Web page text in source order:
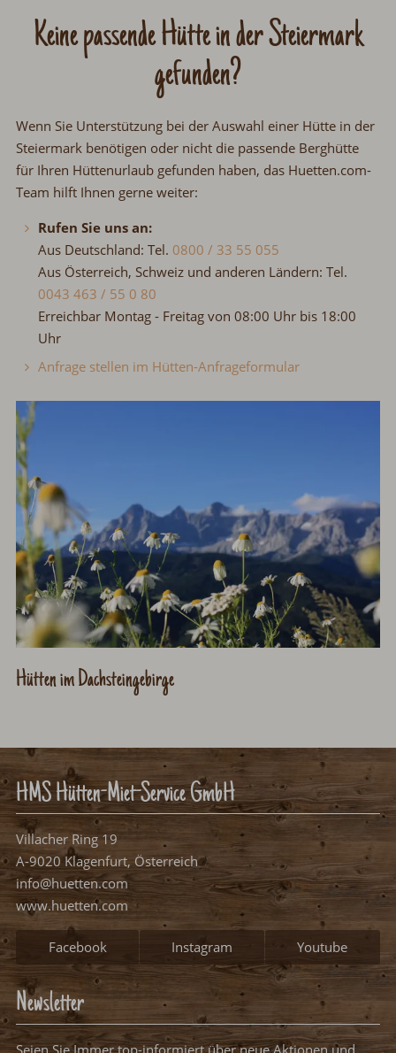
Keine passende Hütte in der Steiermark
gefunden?
Wenn Sie Unterstützung bei der Auswahl einer Hütte in der
Steiermark benötigen oder nicht die passende Berghütte
für Ihren Hüttenurlaub gefunden haben, das Huetten.com-
Team hilft Ihnen gerne weiter:
Rufen Sie uns an:
Aus Deutschland: Tel. 0800 / 33 55 055
Aus Österreich, Schweiz und anderen Ländern: Tel.
0043 463 / 55 0 80
Erreichbar Montag - Freitag von 08:00 Uhr bis 18:00
Uhr
Anfrage stellen im Hütten-Anfrageformular
Hütten im Dachsteingebirge
HMS Hütten-Miet-Service GmbH
Villacher Ring 19
A-9020 Klagenfurt, Österreich
info@huetten.com
www.huetten.com
Facebook Instagram Youtube
Newsletter